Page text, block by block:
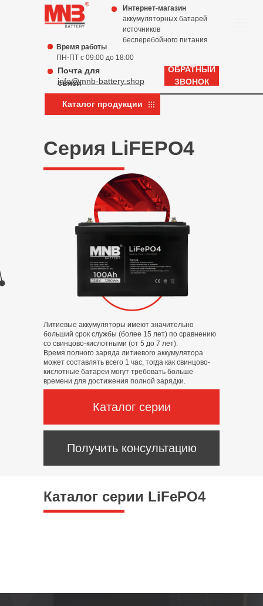
Серия LiFEPO4
Каталог серии
Получить консультацию
Литиевые аккумуляторы имеют значительно
больший срок службы (более 15 лет) по сравнению
со свинцово-кислотными (от 5 до 7 лет).
Время полного заряда литиевого аккумулятора
может составлять всего 1 час, тогда как свинцово-
кислотные батареи могут требовать больше
времени для достижения полной зарядки.
Каталог продукции
ОБРАТНЫЙ
ЗВОНОК
Интернет-магазин
аккумуляторных батарей
источников
бесперебойного питания
Время работы
ПН-ПТ с 09:00 до 18:00
Почта для
связи
info@mnb-battery.shop
Каталог серии LiFePO4